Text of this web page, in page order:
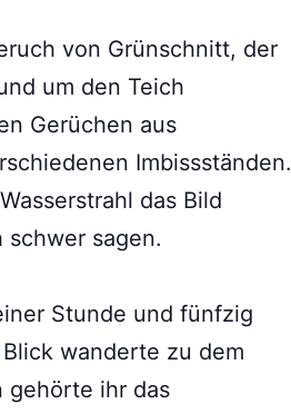
von Grünschnitt, der
um den Teich
Gerüchen aus
Imbissständen.
das Bild
sagen.
Stunde und fünfzig
wanderte zu dem
gehörte ihr das